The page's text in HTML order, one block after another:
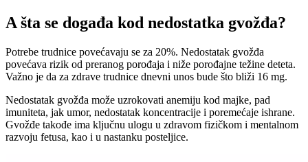
A šta se događa kod nedostatka gvožđa?
Potrebe trudnice povećavaju se za 20%. Nedostatak gvožđa
povećava rizik od preranog porođaja i niže porođajne težine deteta.
Važno je da za zdrave trudnice dnevni unos bude što bliži 16 mg.
Nedostatak gvožđa može uzrokovati anemiju kod majke, pad
imuniteta, jak umor, nedostatak koncentracije i poremećaje ishrane.
Gvožđe takođe ima ključnu ulogu u zdravom fizičkom i mentalnom
razvoju fetusa, kao i u nastanku posteljice.